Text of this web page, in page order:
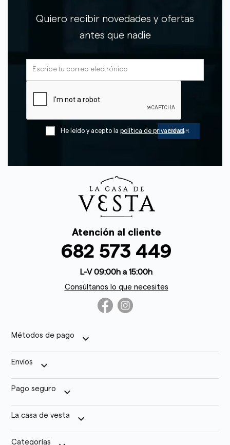
Quiero recibir novedades y ofertas
antes que nadie
He leído y acepto la política de privacidad
Atención al cliente
682 573 449
L-V 09:00h a 15:00h
Consúltanos lo que necesites
Métodos de pago keyboard_arrow_down
Envíos keyboard_arrow_down
Pago seguro keyboard_arrow_down
La casa de vesta keyboard_arrow_down
Categorías